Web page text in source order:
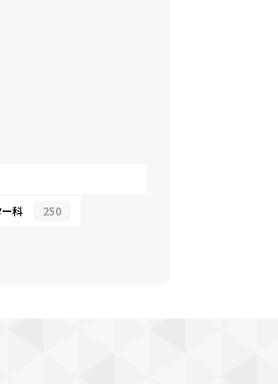
ー科 250